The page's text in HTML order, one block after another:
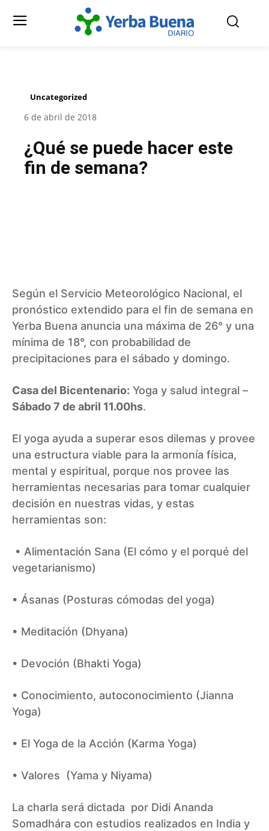
Uncategorized
6 de abril de 2018
¿Qué se puede hacer este
fin de semana?
Según el Servicio Meteorológico Nacional, el
pronóstico extendido para el fin de semana en
Yerba Buena anuncia una máxima de 26° y una
mínima de 18°, con probabilidad de
precipitaciones para el sábado y domingo.
Casa del Bicentenario: Yoga y salud integral –
Sábado 7 de abril 11.00hs.
El yoga ayuda a superar esos dilemas y provee
una estructura viable para la armonía física,
mental y espiritual, porque nos provee las
herramientas necesarias para tomar cualquier
decisión en nuestras vidas, y estas
herramientas son:
• Alimentación Sana (El cómo y el porqué del
vegetarianismo)
• Ásanas (Posturas cómodas del yoga)
• Meditación (Dhyana)
• Devoción (Bhakti Yoga)
• Conocimiento, autoconocimiento (Jianna
Yoga)
• El Yoga de la Acción (Karma Yoga)
• Valores (Yama y Niyama)
La charla será dictada por Didi Ananda
Somadhára con estudios realizados en India y